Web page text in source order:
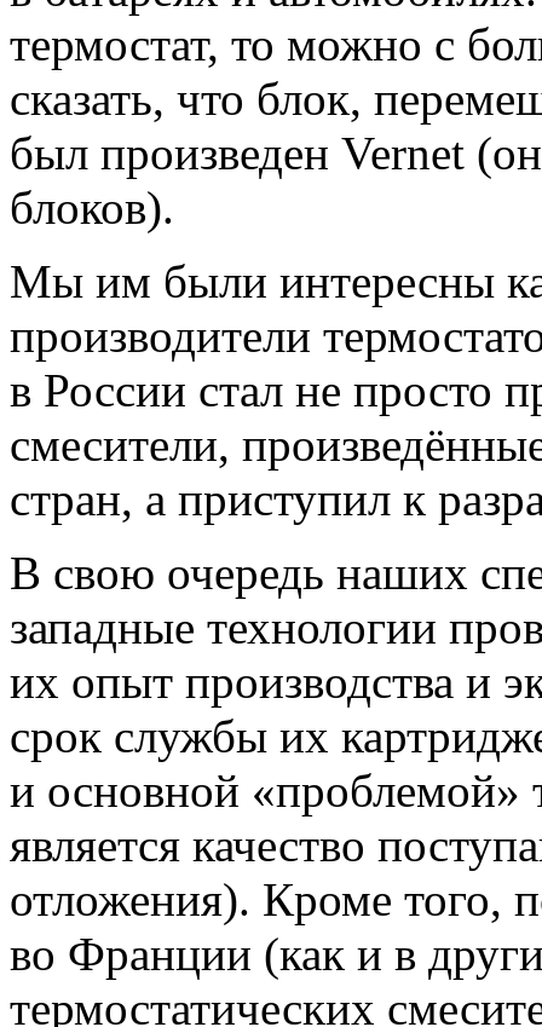
термостат, то можно с
сказать, что блок,
был произведен Vernet
блоков).
Мы им были интересны
производители
в России стал не просто
смесители,
стран, а приступил к
В свою очередь наших
западные технологии
их опыт производства и
срок службы их
и основной «проблемой»
является качество
отложения). Кроме того,
во Франции (как и в
термостатических